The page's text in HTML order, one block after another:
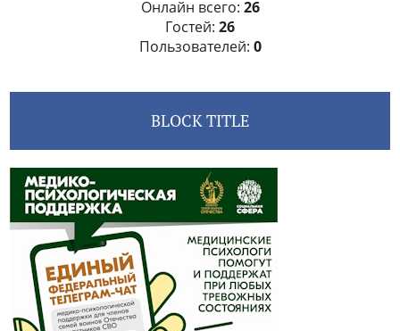
Онлайн всего: 26
Гостей: 26
Пользователей: 0
BLOCK TITLE